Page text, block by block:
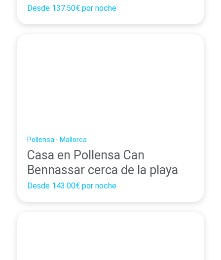
Desde 137.50€ por noche
Pollensa - Mallorca
Casa en Pollensa Can
Bennassar cerca de la playa
Desde 143.00€ por noche